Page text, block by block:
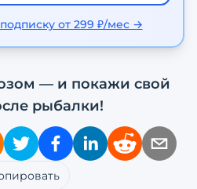
от 299 ₽/мес →
— и покажи свой
рыбалки!